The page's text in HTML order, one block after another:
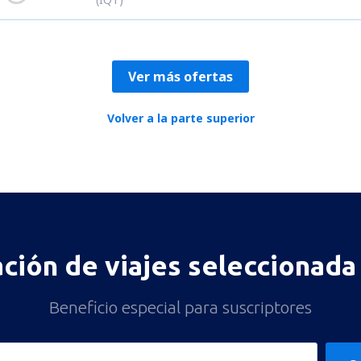
Ver más ofertas
Volver a la parte superior
de viajes
Beneficio especial para suscriptores